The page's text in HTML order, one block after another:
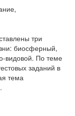
три
биосферный,
видовой. По теме
заданий в
тема